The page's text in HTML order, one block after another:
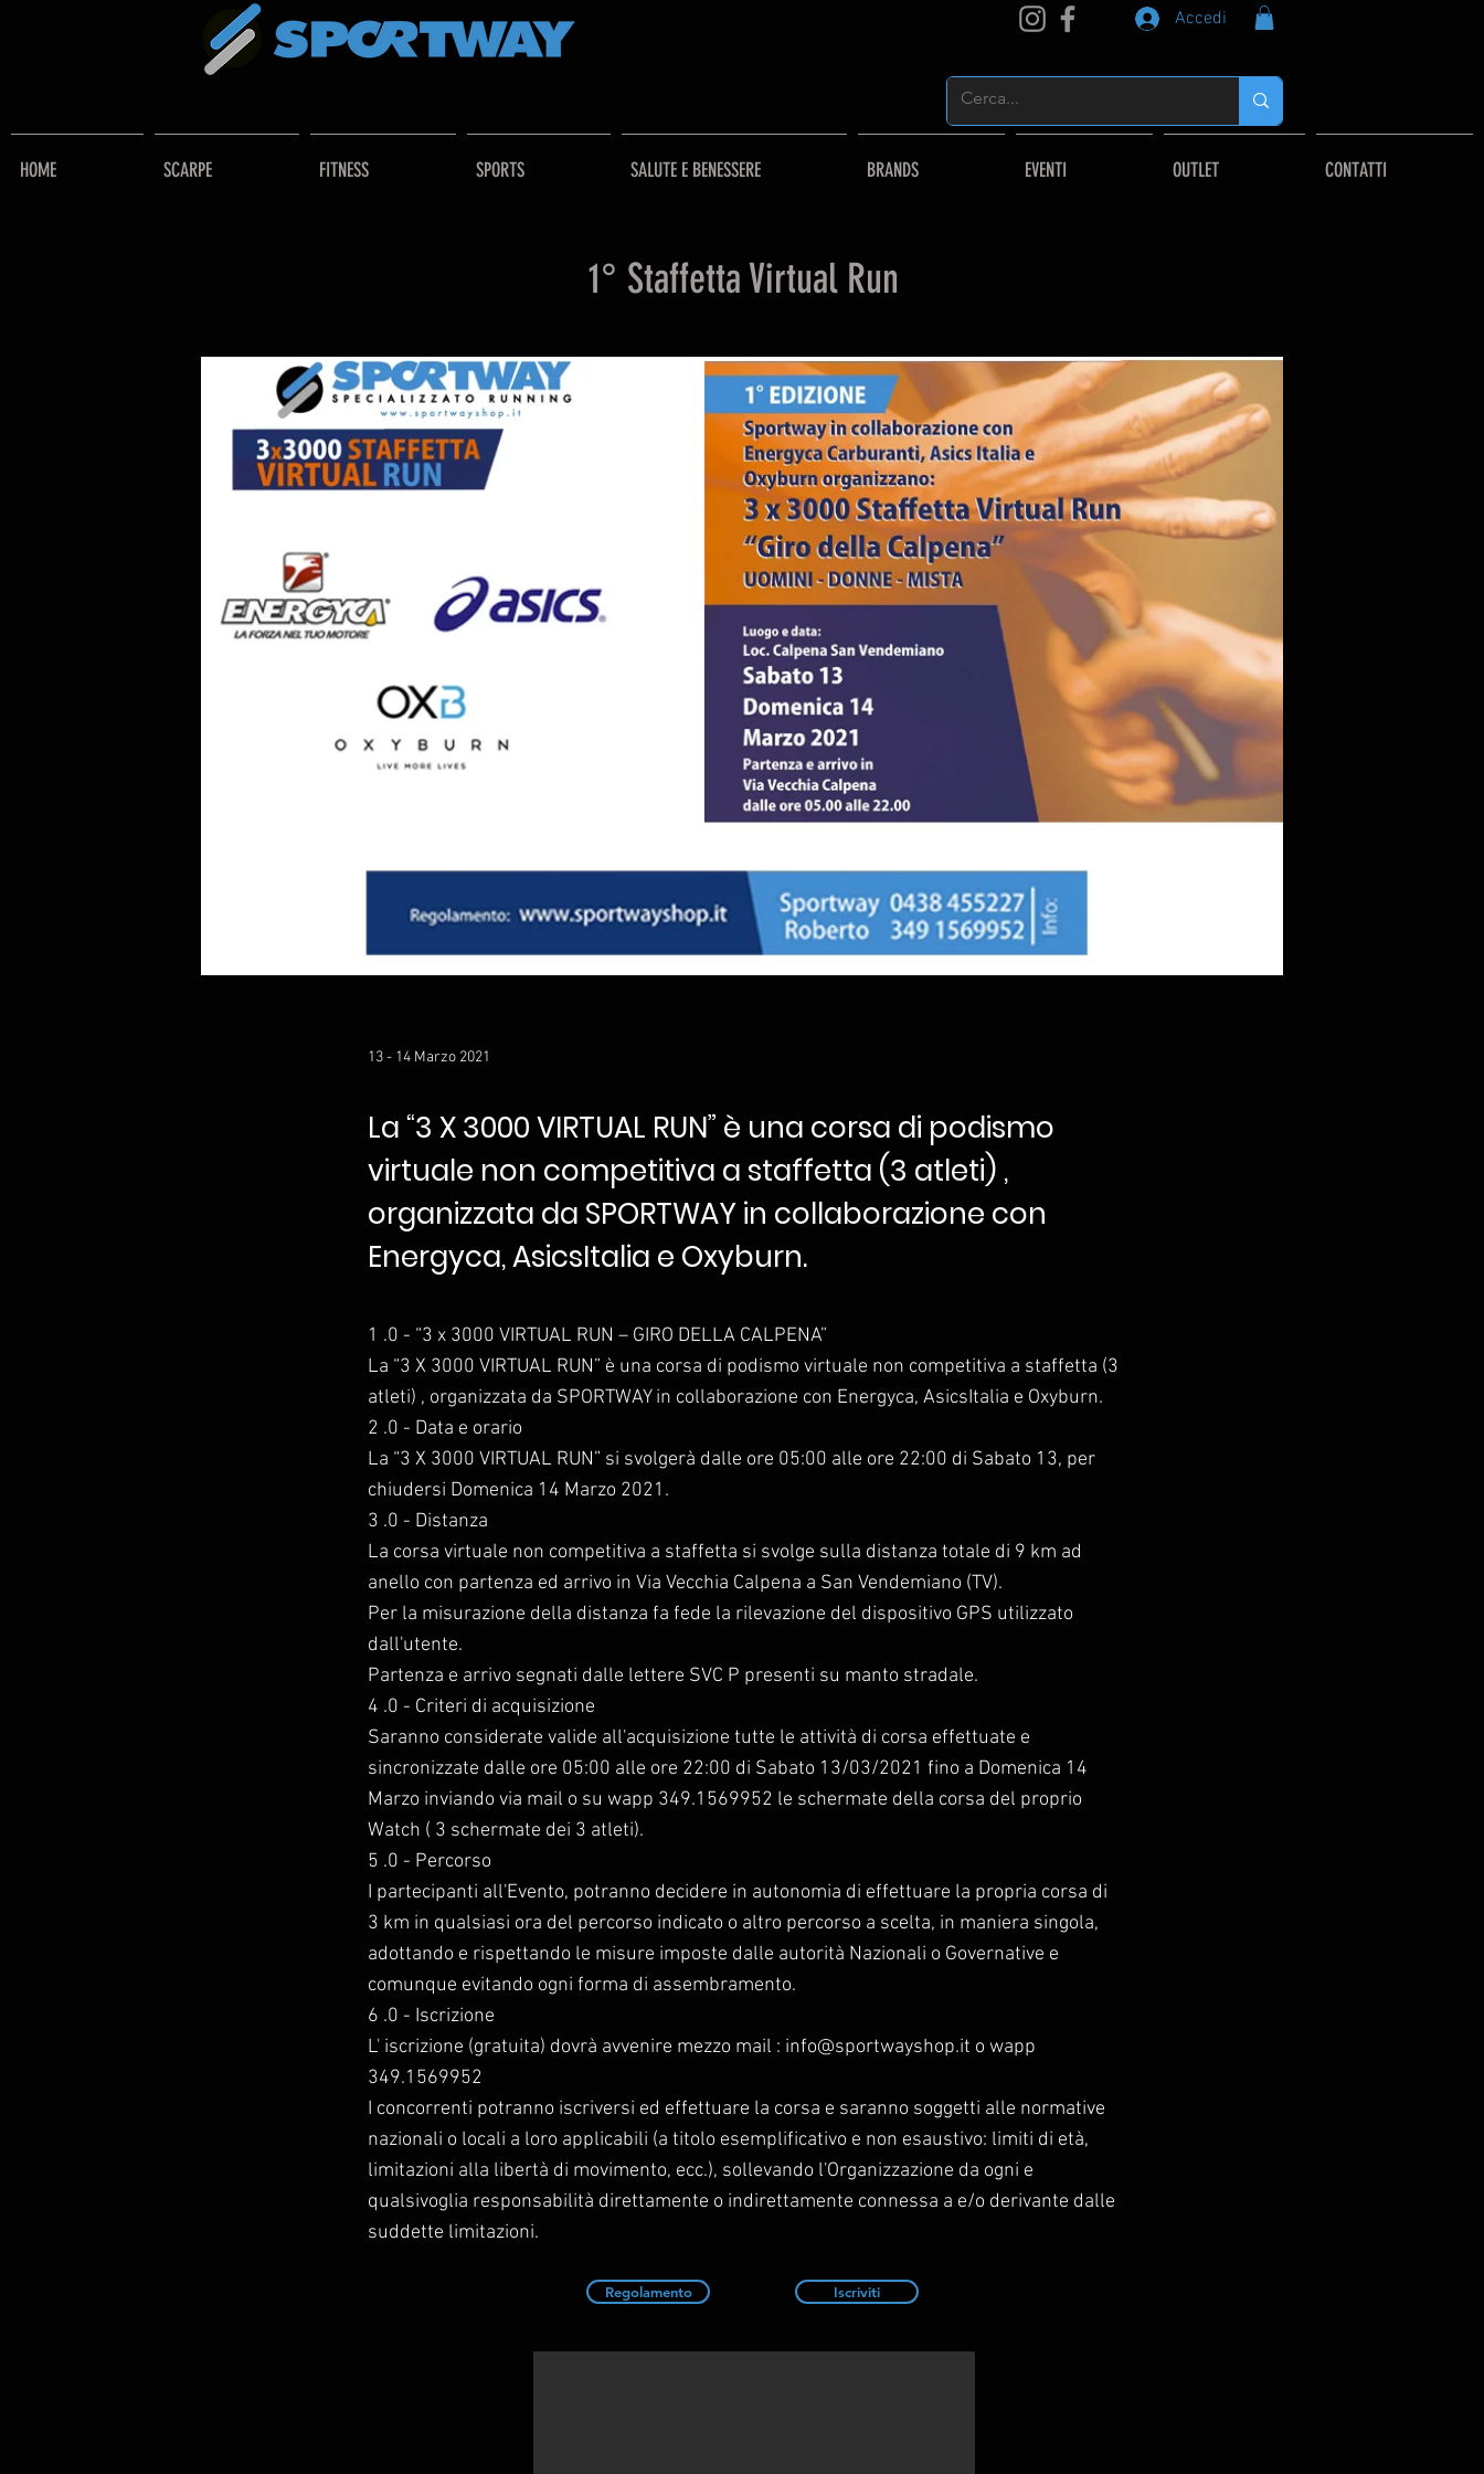
Accedi
HOME SCARPE FITNESS SPORTS SALUTE E BENESSERE BRANDS EVENTI OUTLET CONTATTI
1° Staffetta Virtual Run
13 - 14 Marzo 2021
La “3 X 3000 VIRTUAL RUN” è una corsa di podismo
virtuale non competitiva a staffetta (3 atleti) ,
organizzata da SPORTWAY in collaborazione con
Energyca, AsicsItalia e Oxyburn.
1 .0 - “3 x 3000 VIRTUAL RUN – GIRO DELLA CALPENA”
La “3 X 3000 VIRTUAL RUN” è una corsa di podismo virtuale non competitiva a staffetta (3
atleti) , organizzata da SPORTWAY in collaborazione con Energyca, AsicsItalia e Oxyburn.
2 .0 - Data e orario
La “3 X 3000 VIRTUAL RUN” si svolgerà dalle ore 05:00 alle ore 22:00 di Sabato 13, per
chiudersi Domenica 14 Marzo 2021.
3 .0 - Distanza
La corsa virtuale non competitiva a staffetta si svolge sulla distanza totale di 9 km ad
anello con partenza ed arrivo in Via Vecchia Calpena a San Vendemiano (TV).
Per la misurazione della distanza fa fede la rilevazione del dispositivo GPS utilizzato
dall'utente.
Partenza e arrivo segnati dalle lettere SVC P presenti su manto stradale.
4 .0 - Criteri di acquisizione
Saranno considerate valide all'acquisizione tutte le attività di corsa effettuate e
sincronizzate dalle ore 05:00 alle ore 22:00 di Sabato 13/03/2021 fino a Domenica 14
Marzo inviando via mail o su wapp 349.1569952 le schermate della corsa del proprio
Watch ( 3 schermate dei 3 atleti).
5 .0 - Percorso
I partecipanti all'Evento, potranno decidere in autonomia di effettuare la propria corsa di
3 km in qualsiasi ora del percorso indicato o altro percorso a scelta, in maniera singola,
adottando e rispettando le misure imposte dalle autorità Nazionali o Governative e
comunque evitando ogni forma di assembramento.
6 .0 - Iscrizione
L' iscrizione (gratuita) dovrà avvenire mezzo mail : info@sportwayshop.it o wapp
349.1569952
I concorrenti potranno iscriversi ed effettuare la corsa e saranno soggetti alle normative
nazionali o locali a loro applicabili (a titolo esemplificativo e non esaustivo: limiti di età,
limitazioni alla libertà di movimento, ecc.), sollevando l'Organizzazione da ogni e
qualsivoglia responsabilità direttamente o indirettamente connessa a e/o derivante dalle
suddette limitazioni.
Regolamento Iscriviti